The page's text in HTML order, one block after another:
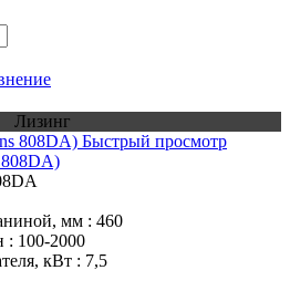
Лизинг
Быстрый просмотр
808DA)
мм : 460
: 100-2000
кВт : 7,5